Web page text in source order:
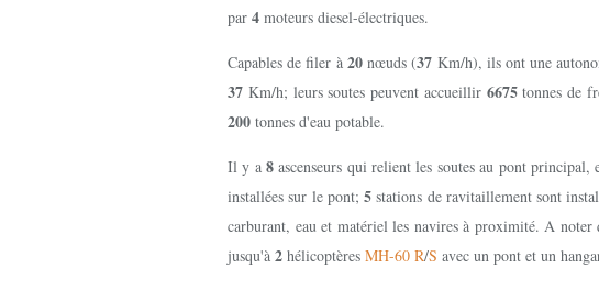
par 4 moteurs diesel-électriques.
Capables de filer à 20nœuds (37 Km/h), ils ont une
37 Km/h; leurs soutes peuvent accueillir 6675tonnes de
200 tonnes d'eau potable.
Il y a8ascenseurs qui relient les soutes au pont principal,
installées sur le pont; 5stations de ravitaillement sont
carburant, eau et matériel les navires à proximité. A
jusqu'à 2 hélicoptères MH-60 R/S avec un pont et un